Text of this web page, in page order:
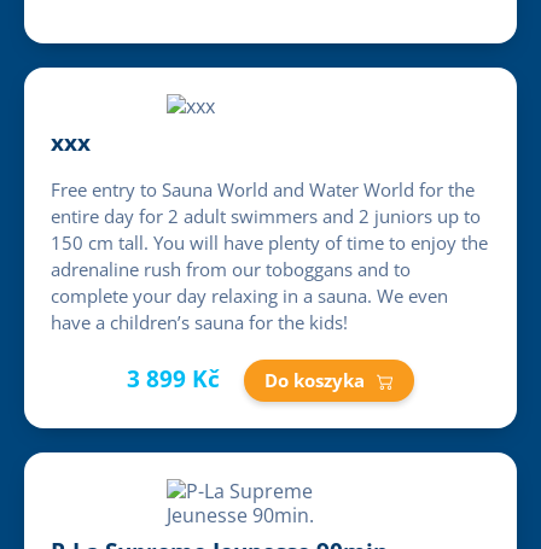
xxx
Free entry to Sauna World and Water World for the
entire day for 2 adult swimmers and 2 juniors up to
150 cm tall. You will have plenty of time to enjoy the
adrenaline rush from our toboggans and to
complete your day relaxing in a sauna. We even
have a children’s sauna for the kids!
3 899 Kč Do koszyka